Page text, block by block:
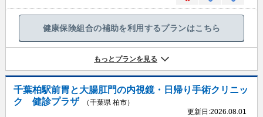
健康保険組合の補助を利用するプランはこちら
もっとプランを見る
千葉柏駅前胃と大腸肛門の内視鏡・日帰り手術クリニッ
ク 健診プラザ
（千葉県 柏市）
更新日:2026.08.01